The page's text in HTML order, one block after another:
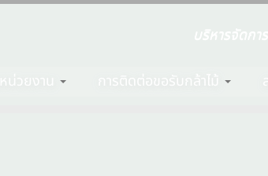
การติดต่อขอรับกล้าไม้